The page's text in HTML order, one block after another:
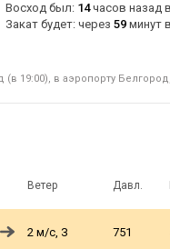
Восход был: 14часов назад в
Закат будет: через 59 минут в
(в 19:00), в аэропорту
Ветер Давл.
2 м/с, З 751